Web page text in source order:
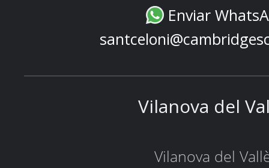
Enviar
Vilanova del
Vilanova del